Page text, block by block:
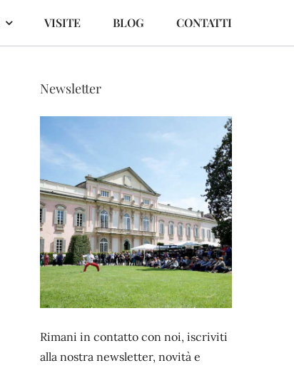
VISITE BLOG CONTATTI
Newsletter
Rimani in contatto con noi, iscriviti
alla nostra newsletter, novità e